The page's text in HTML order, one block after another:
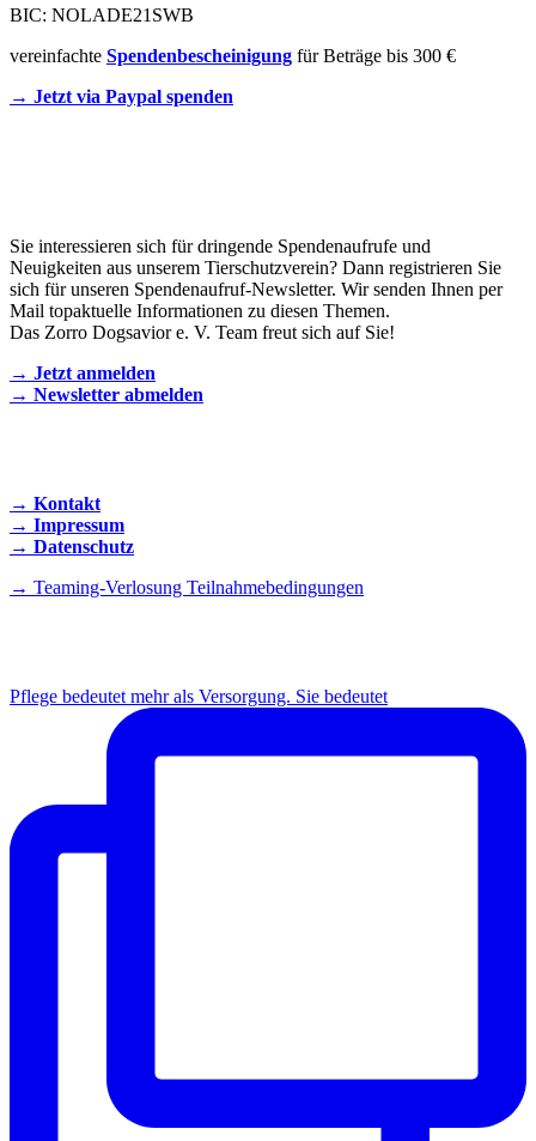
BIC: NOLADE21SWB
vereinfachte Spendenbescheinigung für Beträge bis 300 €
→ Jetzt via Paypal spenden
Sie interessieren sich für dringende Spendenaufrufe und
Neuigkeiten aus unserem Tierschutzverein? Dann registrieren Sie
sich für unseren Spendenaufruf-Newsletter. Wir senden Ihnen per
Mail topaktuelle Informationen zu diesen Themen.
Das Zorro Dogsavior e. V. Team freut sich auf Sie!
→ Jetzt anmelden
→ Newsletter abmelden
→ Kontakt
→ Impressum
→ Datenschutz
→ Teaming-Verlosung Teilnahmebedingungen
Pflege bedeutet mehr als Versorgung. Sie bedeutet